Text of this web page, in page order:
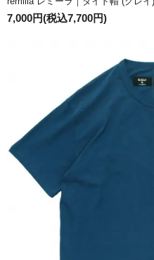
7,000円(税込7,700円)